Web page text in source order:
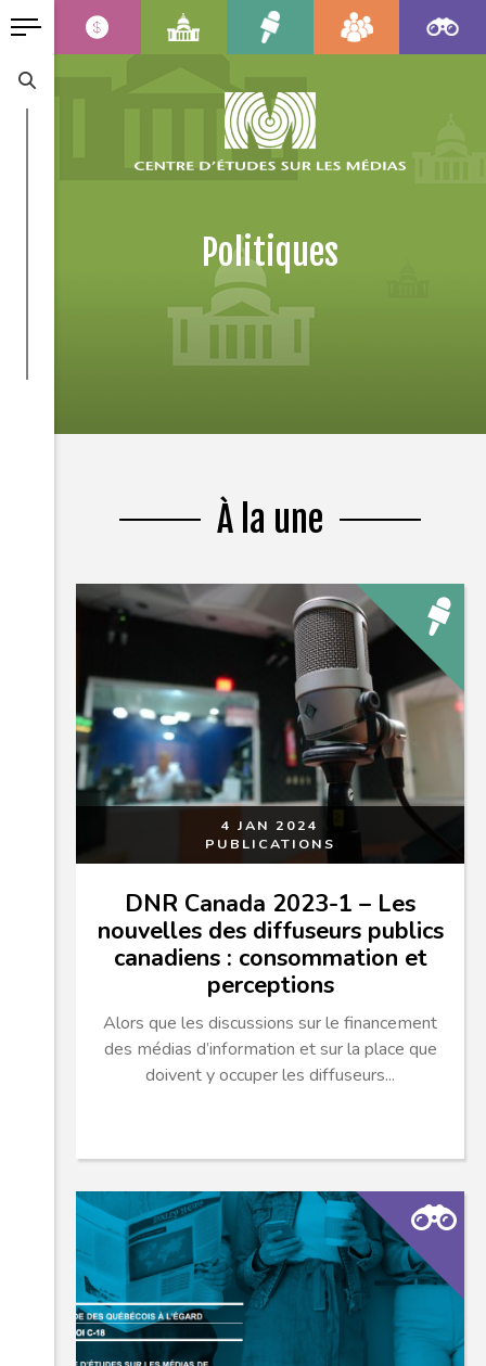
Politiques
À la une
4 JAN 2024
PUBLICATIONS
DNR Canada 2023-1 – Les
nouvelles des diffuseurs publics
canadiens : consommation et
perceptions
Alors que les discussions sur le financement
des médias d’information et sur la place que
doivent y occuper les diffuseurs...